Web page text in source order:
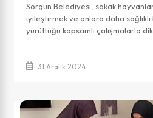
Sorgun Belediyesi, sokak
iyileştirmek ve onlara daha
yürüttüğü kapsamlı çalışmalarla
31 Aralık 2024